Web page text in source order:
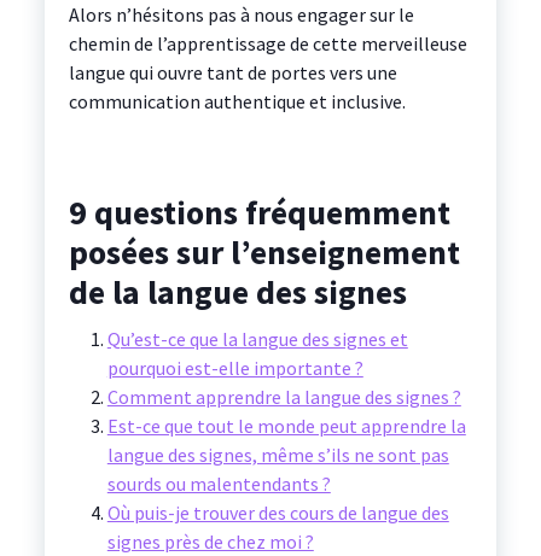
Alors n’hésitons pas à nous engager sur le
chemin de l’apprentissage de cette merveilleuse
langue qui ouvre tant de portes vers une
communication authentique et inclusive.
9 questions fréquemment
posées sur l’enseignement
de la langue des signes
Qu’est-ce que la langue des signes et
pourquoi est-elle importante ?
Comment apprendre la langue des signes ?
Est-ce que tout le monde peut apprendre la
langue des signes, même s’ils ne sont pas
sourds ou malentendants ?
Où puis-je trouver des cours de langue des
signes près de chez moi ?